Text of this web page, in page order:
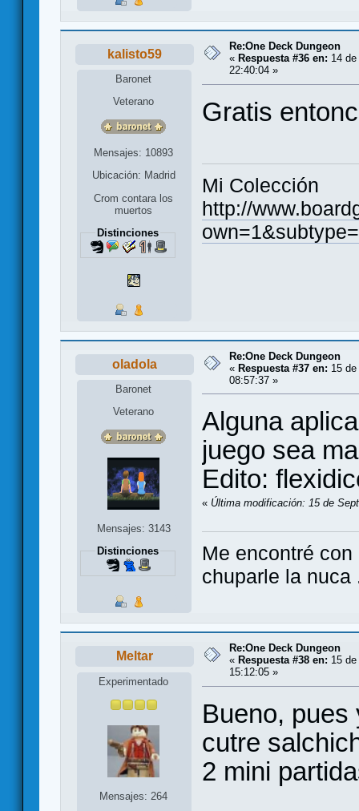
kalisto59
Baronet
Veterano
Mensajes: 10893
Ubicación: Madrid
Crom contara los
muertos
Distinciones
Re:One Deck Dungeon
« Respuesta #36 en: 14
22:40:04 »
Gratis
Mi Colección
http://
oladola
Baronet
Veterano
Mensajes: 3143
Distinciones
Re:One Deck Dungeon
« Respuesta #37 en: 15
08:57:37 »
Alguna
juego sea
Edito:
« Última modificación: 15 de
Me encontré
chuparle la
Meltar
Experimentado
Mensajes: 264
Re:One Deck Dungeon
« Respuesta #38 en: 15
15:12:05 »
Bueno, pues
cutre
2 mini